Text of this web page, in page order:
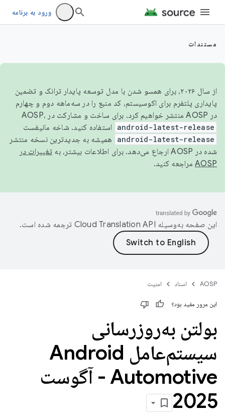
ورود به برنامه
مستندات
از سال ۲۰۲۶، برای همسو شدن با مدل توسعه پایدار ترانک و تضمین
پایداری پلتفرم برای اکوسیستم، کد منبع را در سه‌ماهه دوم و چهارم
در AOSP منتشر خواهیم کرد. برای ساخت و مشارکت در AOSP،
android-latest-release استفاده کنید. شاخه مانیفست
android-latest-release
همیشه به جدیدترین نسخه منتشر
شده در AOSP ارجاع می‌دهد. برای اطلاعات بیشتر، به
تغییرات در
AOSP مراجعه کنید.
این صفحه به‌وسیله ترجمه شده است.
AOSP اسناد امنیت
این مرور مفید بود؟
بولتن به‌روزرسانی
سیستم‌عامل Android
Automotive - آگوست
2025